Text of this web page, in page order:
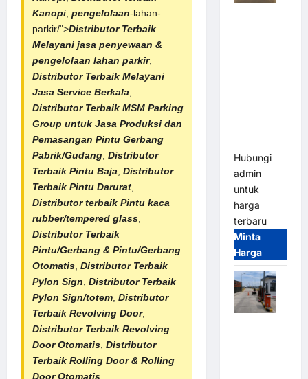
Kanopi, pengelolaan-lahan-
parkir/">Distributor Terbaik
Melayani jasa penyewaan &
pengelolaan lahan parkir,
Distributor Terbaik Melayani
Jasa Service Berkala,
Distributor Terbaik MSM Parking
Group untuk Jasa Produksi dan
Pemasangan Pintu Gerbang
Pabrik/Gudang, Distributor
Terbaik Pintu Baja, Distributor
Terbaik Pintu Darurat,
Distributor terbaik Pintu kaca
rubber/tempered glass,
Distributor Terbaik
Pintu/Gerbang & Pintu/Gerbang
Otomatis, Distributor Terbaik
Pylon Sign, Distributor Terbaik
Pylon Sign/totem, Distributor
Terbaik Revolving Door,
Distributor Terbaik Revolving
Door Otomatis, Distributor
Terbaik Rolling Door & Rolling
Door Otomatis
Hubungi
admin
untuk
harga
terbaru
Minta
Harga